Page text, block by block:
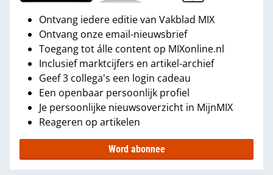
Ontvang iedere editie van Vakblad MIX
Ontvang onze email-nieuwsbrief
Toegang tot álle content op MIXonline.nl
Inclusief marktcijfers en artikel-archief
Geef 3 collega's een login cadeau
Een openbaar persoonlijk profiel
Je persoonlijke nieuwsoverzicht in MijnMIX
Reageren op artikelen
Word abonnee